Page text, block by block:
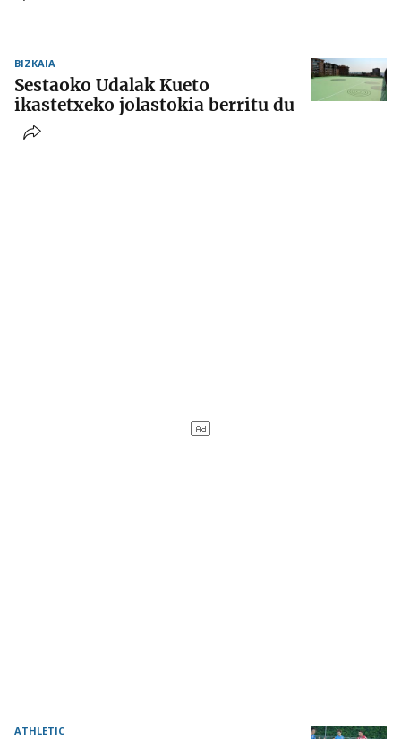
BIZKAIA
Sestaoko Udalak Kueto
ikastetxeko jolastokia berritu du
ATHLETIC